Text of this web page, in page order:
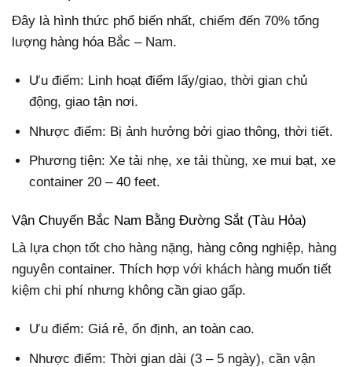
Đây là hình thức phổ biến nhất, chiếm đến 70% tổng
lượng hàng hóa Bắc – Nam.
Ưu điểm: Linh hoạt điểm lấy/giao, thời gian chủ
động, giao tận nơi.
Nhược điểm: Bị ảnh hưởng bởi giao thông, thời tiết.
Phương tiện: Xe tải nhẹ, xe tải thùng, xe mui bạt, xe
container 20 – 40 feet.
Vận Chuyển Bắc Nam Bằng Đường Sắt (Tàu Hỏa)
Là lựa chọn tốt cho hàng nặng, hàng công nghiệp, hàng
nguyên container. Thích hợp với khách hàng muốn tiết
kiệm chi phí nhưng không cần giao gấp.
Ưu điểm: Giá rẻ, ổn định, an toàn cao.
Nhược điểm: Thời gian dài (3 – 5 ngày), cần vận